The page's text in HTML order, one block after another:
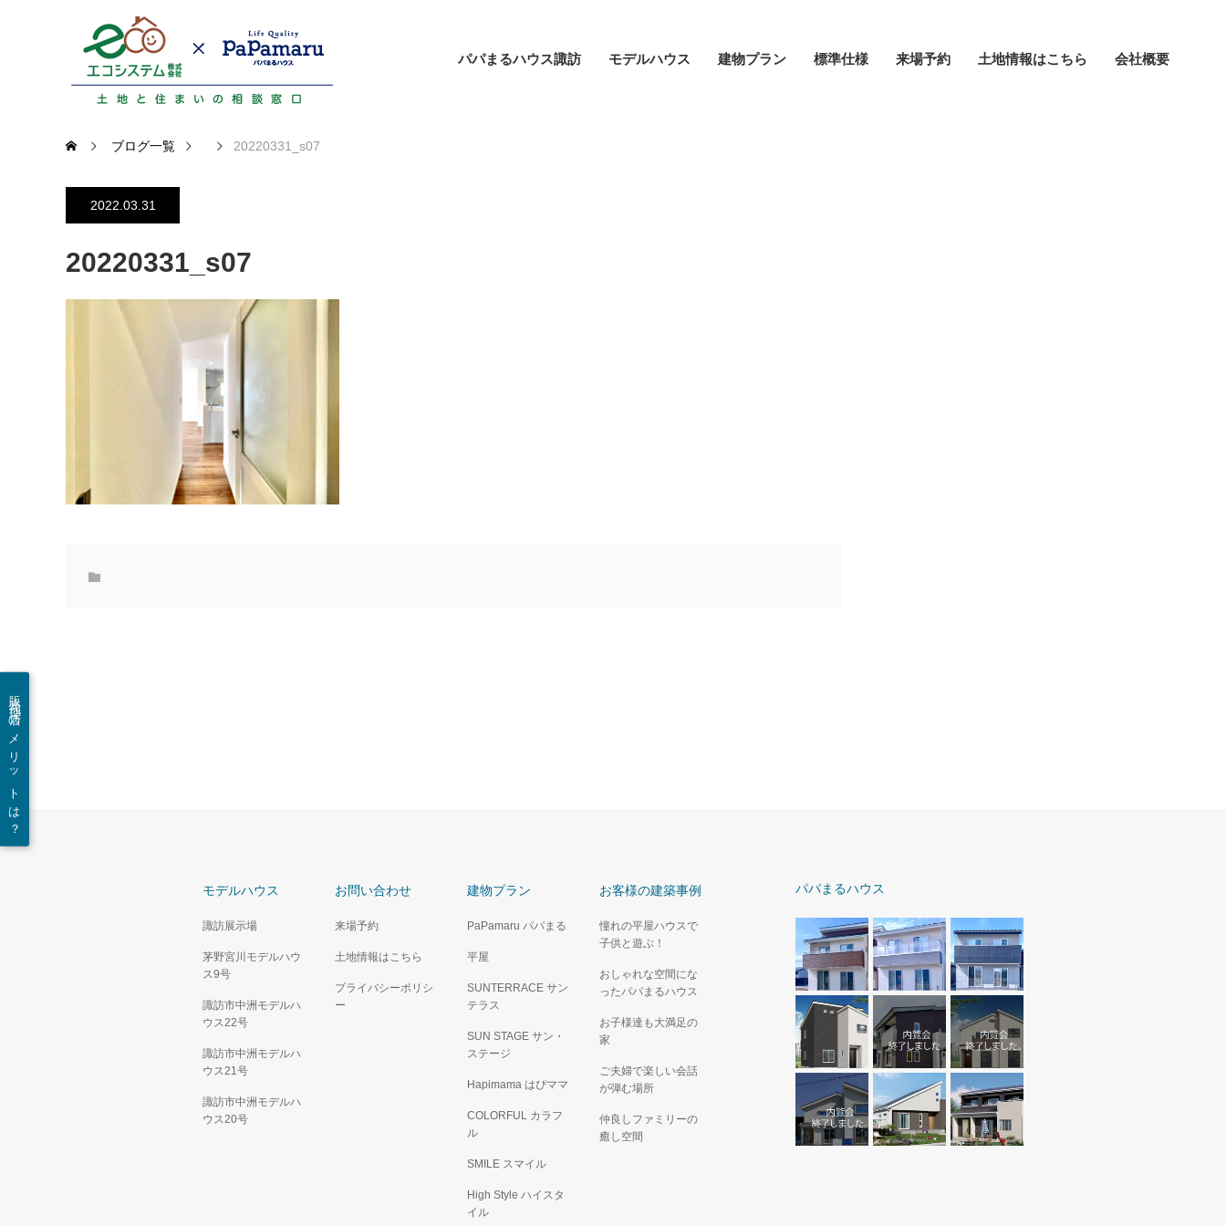
パパまるハウス諏訪 モデルハウス 建物プラン 標準仕様 来場予約 土地情報はこちら 会社概要
販売代理店のメリットは？
ブログ一覧 20220331_s07
2022.03.31
20220331_s07
モデルハウス
諏訪展示場
茅野宮川モデルハウ
ス9号
諏訪市中洲モデルハ
ウス22号
諏訪市中洲モデルハ
ウス21号
諏訪市中洲モデルハ
ウス20号
お問い合わせ
来場予約
土地情報はこちら
プライバシーポリシ
ー
建物プラン
PaPamaru パパまる
平屋
SUNTERRACE サン
テラス
SUN STAGE サン・
ステージ
Hapimama はぴママ
COLORFUL カラフ
ル
SMILE スマイル
High Style ハイスタ
イル
お客様の建築事例
憧れの平屋ハウスで
子供と遊ぶ！
おしゃれな空間にな
ったパパまるハウス
お子様達も大満足の
家
ご夫婦で楽しい会話
が弾む場所
仲良しファミリーの
癒し空間
パパまるハウス